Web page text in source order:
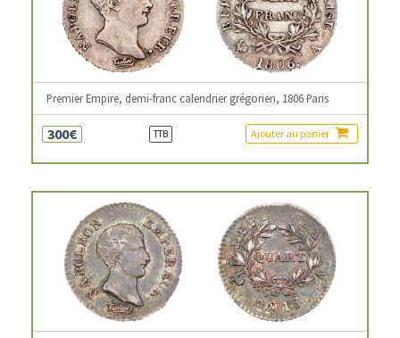
Premier Empire, demi-franc calendrier grégorien, 1806 Paris
300€ TTB Ajouter au panier